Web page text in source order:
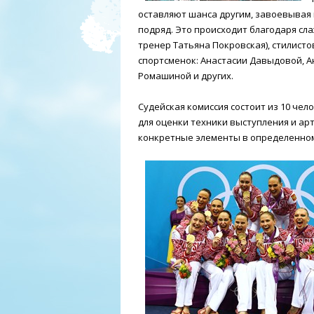
оставляют шанса другим,
подряд. Это происходит благодаря
тренер Татьяна Покровская),
спортсменок: Анастасии Давыдовой,
Ромашиной и других.
Судейская комиссия состоит из 10
для оценки техники выступления и
конкретные элементы в